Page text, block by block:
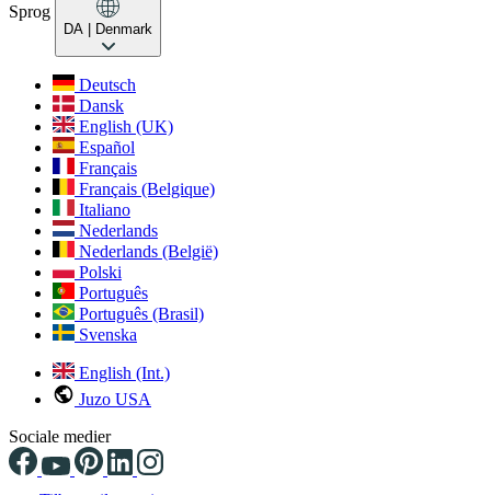
Sprog
DA | Denmark
Deutsch
Dansk
English (UK)
Español
Français
Français (Belgique)
Italiano
Nederlands
Nederlands (België)
Polski
Português
Português (Brasil)
Svenska
English (Int.)
Juzo USA
Sociale medier